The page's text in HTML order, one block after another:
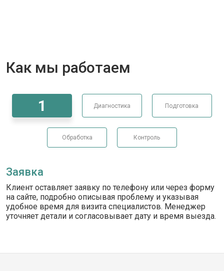
Как мы работаем
1 Диагностика Подготовка
Обработка Контроль
Заявка
Клиент оставляет заявку по телефону или через форму
на сайте, подробно описывая проблему и указывая
удобное время для визита специалистов. Менеджер
уточняет детали и согласовывает дату и время выезда.